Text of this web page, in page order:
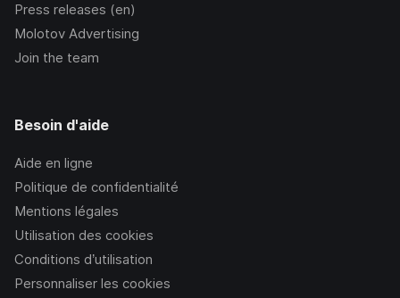
Press releases (en)
Molotov Advertising
Join the team
Besoin d'aide
Aide en ligne
Politique de confidentialité
Mentions légales
Utilisation des cookies
Conditions d’utilisation
Personnaliser les cookies